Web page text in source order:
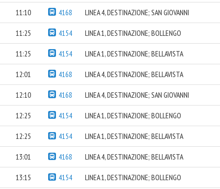
11:10 4168 LINEA 4, DESTINAZIONE; SAN GIOVANNI
11:25 4154 LINEA 1, DESTINAZIONE; BOLLENGO
11:25 4154 LINEA 1, DESTINAZIONE; BELLAVISTA
12:01 4168 LINEA 4, DESTINAZIONE; BELLAVISTA
12:10 4168 LINEA 4, DESTINAZIONE; SAN GIOVANNI
12:25 4154 LINEA 1, DESTINAZIONE; BOLLENGO
12:25 4154 LINEA 1, DESTINAZIONE; BELLAVISTA
13:01 4168 LINEA 4, DESTINAZIONE; BELLAVISTA
13:15 4154 LINEA 1, DESTINAZIONE; BOLLENGO